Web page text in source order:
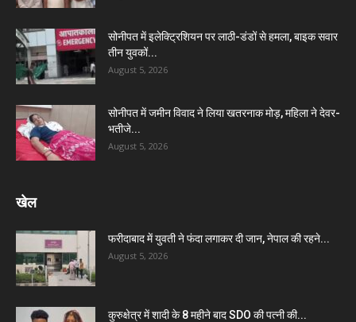
सोनीपत में इलेक्ट्रिशियन पर लाठी-डंडों से हमला, बाइक सवार
तीन युवकों...
August 5, 2026
सोनीपत में जमीन विवाद ने लिया खतरनाक मोड़, महिला ने देवर-
भतीजे...
August 5, 2026
खेल
फरीदाबाद में युवती ने फंदा लगाकर दी जान, नेपाल की रहने...
August 5, 2026
कुरुक्षेत्र में शादी के 8 महीने बाद SDO की पत्नी की...